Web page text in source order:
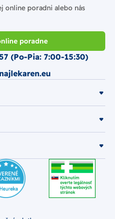
online poradni alebo nás
poradne
(Po-Pia: 7:00-15:30)